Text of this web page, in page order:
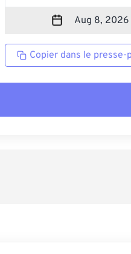
Copier dans le presse-